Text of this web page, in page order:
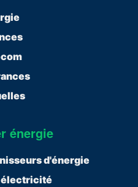
énergie
d'énergie
électricité